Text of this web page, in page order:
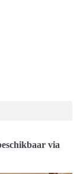
via